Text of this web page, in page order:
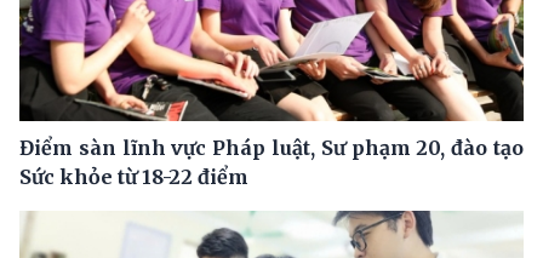
Điểm sàn lĩnh vực Pháp luật, Sư phạm 20, đào tạo
Sức khỏe từ 18-22 điểm